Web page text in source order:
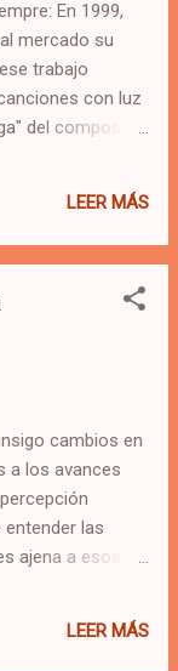
En 1999,
mercado su
trabajo
con luz
del compositor
poveda. El álbum
banderas, le
Santa Rosa en
popular
y
la balada
la
iniciado en los
para el
y Enamorado"
Déjate Querer.
cubano
LEER MÁS
cambios en
a los avances
las
ajena a esos
populares en
que en su
LEER MÁS